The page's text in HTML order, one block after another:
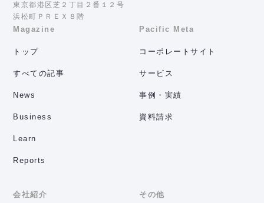
東京都港区芝２丁目２番１２号
浜松町ＰＲＥＸ８階
Magazine
トップ
すべての記事
News
Business
Learn
Reports
Pacific Meta
コーポレートサイト
サービス
事例・実績
資料請求
会社紹介 その他